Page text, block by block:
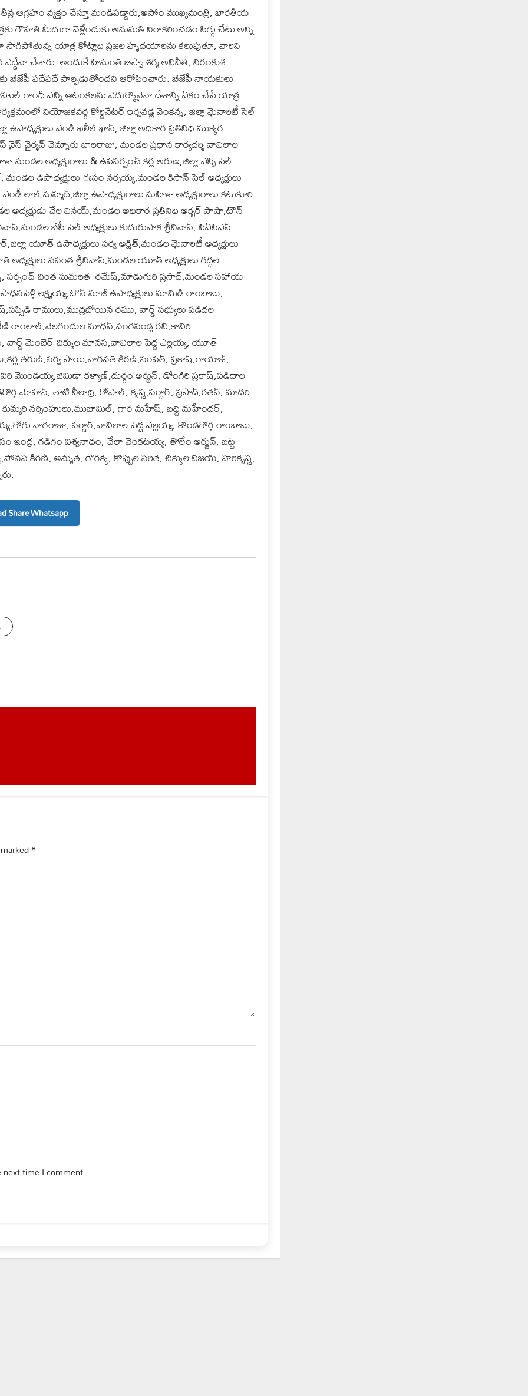
ఆగ్రహం వ్యక్తం చేస్తూ మండిపడ్డారు,అసోం ముఖ్యమంత్రి, భారతీయ
గౌహతి మీదుగా వెళ్లేందుకు అనుమతి నిరాకరించడం సిగ్గు చేటు అన్ని
యాత్ర కోట్లాది ప్రజల హృదయాలను కలుపుతూ, వారిని
చేశారు. అందుకే హిమంత్‌ బిస్వా శర్మ అవినీతి, నిరంకుశ
బీజేపీ పదేపదే పాల్పడుతోందని ఆరోపించారు. బీజేపీ నాయకులు
రాహుల్ గాంధీ ఎన్ని ఆటంకలను ఎదుర్కొనైనా దేశాన్ని ఏకం చేసే యాత్ర
నియోజకవర్గ కోర్డినేటర్ ఇర్సవడ్ల వెంకన్న, జిల్లా మైనారిటీ సెల్
ఉపాధ్యక్షులు ఎండి ఖలీల్ ఖాన్, జిల్లా అధికార ప్రతినిధి ముక్కెర
చైర్మన్ చెన్నూరు బాలరాజు, మండల ప్రధాన కార్యదర్శి వావిలాల
అధ్యక్షురాలు & ఉపసర్పంచ్ కర్ల అరుణ,జిల్లా ఎస్సి సెల్
ఉపాధ్యక్షులు ఈసం నర్సయ్య,మండల కిసాన్ సెల్ అధ్యక్షులు
లాల్ మహ్మద్,జిల్లా ఉపాధ్యక్షురాలు మహిళా అధ్యక్షురాలు కటుకూరి
అద్యక్షుడు చేల వినయ్,మండల అధికార ప్రతినిధి అక్బర్ పాషా,టౌన్
బీసీ సెల్ అధ్యక్షులు కుదురుపాక శ్రీనివాస్, పిఏసిఎస్
యూత్ ఉపాధ్యక్షులు సర్వ అక్షిత్,మండల మైనారిటీ అధ్యక్షులు
వసంత శ్రీనివాస్,మండల యూత్ అధ్యక్షులు గద్ధల
సర్పంచ్ చింత సుమలత -రమేష్,మాడుగురి ప్రసాద్,మండల సహాయ
లక్ష్మయ్య,టౌన్ మాజీ ఉపాధ్యక్షులు మామిడి రాంబాబు,
రాములు,ముద్రబోయిన రఘు, వార్డ్ సభ్యులు పడిదల
మాధవ్,వంగపండ్ల రవి,కావిరి
మెంబెర్ చిక్కుల మానస,వావిలాల పెద్ద ఎల్లయ్య, యూత్
తరుణ్,సర్వ సాయి,నాగవత్ కిరణ్,సంపత్, ప్రకాష్,గాయాజ్,
మొండయ్య,జిమిడా కళ్యాణ్,దుర్గం అర్జున్, డోంగిరి ప్రకాష్,పడిదాల
మోహన్, తాటి నీలాద్రి, గోపాల్, కృష్ణ,సర్దార్, ప్రసాద్,రతన్, మాదరి
నర్సింహులు,ముజామిల్, గార మహేష్, బద్ది మహేందర్,
నాగరాజు, సర్దార్,వావిలాల పెద్ద ఎల్లయ్య, కొండగొర్ల రాంబాబు,
గడిగం విశ్వనాధం, చేలా వెంకటయ్య, తొలేం అర్జున్, బట్ట
కిరణ్, అమృత, గౌరక్క, కొప్పుల సరిత, చిక్కుల విజయ్, హరికృష్ణ,
Share Whatsapp
*
next time I comment.